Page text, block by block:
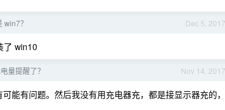
Dec 5, 2017
？
了 win10
Nov 14, 2017
量提醒了？
能有问题。然后我没有用充电器充，都是接显示器充的，